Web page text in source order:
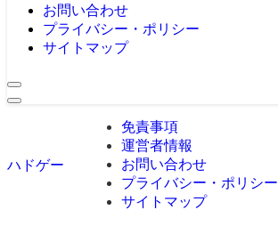
お問い合わせ
プライバシー・ポリシー
サイトマップ
ハドゲー
免責事項
運営者情報
お問い合わせ
プライバシー・ポリシー
サイトマップ